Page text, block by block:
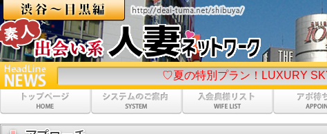
♡夏の特別プラン！LUXURY SKY